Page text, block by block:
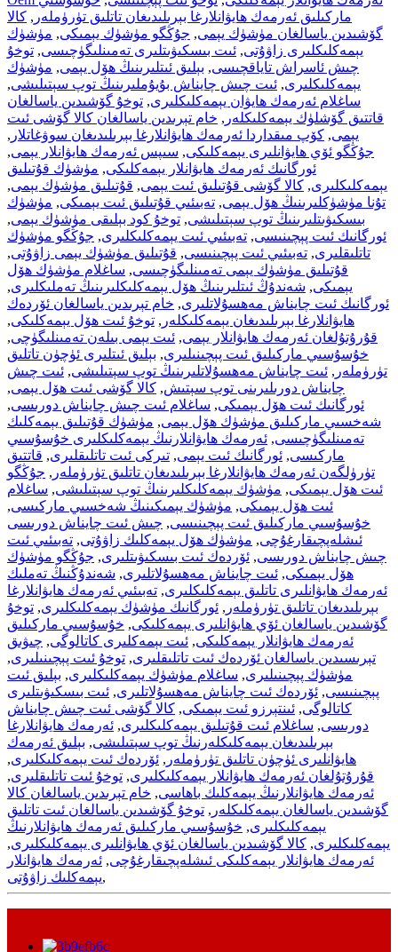
ماركىلىق ئەرمەك ھايۋانلارغا بېرىلىدىغان تاتلىق تۈرۈملەر , كالا
گۆشىدىن ياسالغان مۈشۈك يېمى, جۇڭگو مۈشۈك يېمىكى, مۈشۈك
يېمەكلىكلىرى زاۋۇتى, ئىت بىسكىۋىتلىرى تەمىنلىگۈچىسى, توخۇ
چىش ئاسراش تاياقچىسى, بېلىق ئىتلىرىنىڭ ھۆل يېمى, مۈشۈك
يېمەكلىكلىرى, ئىت چىش چايناش بۇيۇملىرىنىڭ توپ سېتىلىشى,
ساغلام ئەرمەك ھايۋان يېمەكلىكلىرى, توخۇ گۆشىدىن ياسالغان
قاتتىق گۆشلۈك يېمەكلىكلەر , خام تېرىدىن ياسالغان كالا گۆشى ئىت
يېمى, كۆپ مىقداردا ئەرمەك ھايۋانلارغا بېرىلىدىغان سوۋغاتلار ,
جۇڭگو ئۆي ھايۋانلىرى يېمەكلىكى, سىپس ئەرمەك ھايۋانلار يېمى,
ئورگانىك ئەرمەك ھايۋانلار يېمەكلىكى, مۈشۈك قۇتىلىق
يېمەكلىكلىرى, كالا گۆشى قۇتىلىق ئىت يېمى, قۇتىلىق مۈشۈك يېمى,
تۇنا مۈشۈكلىرىنىڭ ھۆل يېمى, تەبىئىي قۇتىلىق ئىت يېمىكى, مۈشۈك
بىسكىۋىتلىرىنىڭ توپ سېتىلىشى, توخۇ كود بېلىقى مۈشۈك يېمى,
ئورگانىك ئىت پېچىنىسى, تەبىئىي ئىت يېمەكلىكلىرى, جۇڭگو مۈشۈك
تاتلىقلىرى, تەبىئىي ئىت پېچىنىسى, قۇتىلىق مۈشۈك يېمى زاۋۇتى,
قۇتىلىق مۈشۈك يېمى تەمىنلىگۈچىسى, ساغلام مۈشۈك ھۆل
يېمىكى, شەندۇڭ ئىتلىرىنىڭ ھۆل يېمەكلىكلىرىنىڭ تەملىكلىرى,
ئورگانىك ئىت چايناش مەھسۇلاتلىرى, خام تېرىدىن ياسالغان ئۆردەك
ھايۋانلارغا بېرىلىدىغان يېمەكلىكلەر , توخۇ ئىت ھۆل يېمەكلىكى,
قۇرۇتۇلغان ئەرمەك ھايۋانلار يېمى, ئىت يېمى بىلەن تەمىنلىگۈچى,
خۇسۇسىي ماركىلىق ئىت پېچىنىلىرى, بېلىق ئىتلىرى ئۈچۈن تاتلىق
تۈرۈملەر , ئىت چايناش مەھسۇلاتلىرىنىڭ توپ سېتىلىشى, ئىت چىش
چايناش دورىلىرىنى توپ سېتىش, كالا گۆشى ئىت ھۆل يېمى,
ئورگانىك ئىت ھۆل يېمىكى, ساغلام ئىت چىش چايناش دورىسى,
شەخسىي ماركىلىق مۈشۈك ھۆل يېمى, مۈشۈك قۇتىلىق يېمەكلىك
تەمىنلىگۈچىسى, ئەرمەك ھايۋانلارنىڭ يېمەكلىكلىرى خۇسۇسىي
ماركىسى, ئورگانىك ئىت يېمى, تىركى ئىت تاتلىقلىرى, قاتتىق
تۈرۈلگەن ئەرمەك ھايۋانلارغا بېرىلىدىغان تاتلىق تۈرۈملەر , جۇڭگو
ئىت ھۆل يېمىكى, مۈشۈك يېمەكلىكلىرىنىڭ توپ سېتىلىشى, ساغلام
ئىت ھۆل يېمىكى, مۈشۈك يېمىكىنىڭ شەخسىي ماركىسى,
خۇسۇسىي ماركىلىق ئىت پېچىنىسى, چىش ئىت چايناش دورىسى
ئىشلەپچىقارغۇچى, مۈشۈك ھۆل يېمەكلىك زاۋۇتى, تەبىئىي ئىت
چىش چايناش دورىسى, ئۆردەك ئىت بىسكىۋىتلىرى, جۇڭگو مۈشۈك
ھۆل يېمىكى, ئىت چايناش مەھسۇلاتلىرى, شەندۇڭنىڭ تەملىك
ئەرمەك ھايۋانلىرى تاتلىق يېمەكلىكلىرى, تەبىئىي ئەرمەك ھايۋانلارغا
بېرىلىدىغان تاتلىق تۈرۈملەر , ئورگانىك مۈشۈك يېمەكلىكلىرى, توخۇ
گۆشىدىن ياسالغان ئۆي ھايۋانلىرى يېمەكلىكى, خۇسۇسىي ماركىلىق
ئەرمەك ھايۋانلار يېمەكلىكى, ئىت يېمەكلىرى كاتالوگى, چىۋىق
تېرىسىدىن ياسالغان ئۆردەك ئىت تاتلىقلىرى, توخۇ ئىت پېچىنىلىرى,
مۈشۈك پېچىنىلىرى, ساغلام مۈشۈك يېمەكلىكلىرى, بېلىق ئىت
پېچىنىسى, ئۆردەك ئىت چايناش مەھسۇلاتلىرى, ئىت بىسكىۋىتلىرى
كاتالوگى, ئىنتېرزو ئىت يېمىكى, كالا گۆشى ئىت چىش چايناش
دورىسى, ساغلام ئىت قۇتىلىق يېمەكلىكلىرى, ئەرمەك ھايۋانلارغا
بېرىلىدىغان يېمەكلىكلەرنىڭ توپ سېتىلىشى, بېلىق ئەرمەك
ھايۋانلىرى ئۈچۈن تاتلىق تۈرۈملەر , ئۆردەك ئىت يېمەكلىكلىرى,
قۇرۇتۇلغان ئەرمەك ھايۋانلار يېمەكلىكلىرى, توخۇ ئىت تاتلىقلىرى,
ئەرمەك ھايۋانلارنىڭ يېمەكلىك باھاسى, خام تېرىدىن ياسالغان كالا
گۆشىدىن ياسالغان يېمەكلىكلەر , توخۇ گۆشىدىن ياسالغان ئىت تاتلىق
يېمەكلىكلىرى, خۇسۇسىي ماركىلىق ئەرمەك ھايۋانلارنىڭ
يېمەكلىكلىرى, كالا گۆشىدىن ياسالغان ئۆي ھايۋانلىرى يېمەكلىكلىرى,
ئەرمەك ھايۋانلار يېمەكلىكى ئىشلەپچىقارغۇچى, ئەرمەك ھايۋانلار
يېمەكلىك زاۋۇتى,